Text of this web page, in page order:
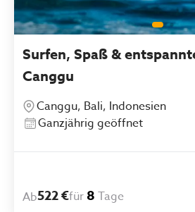
Surfen, Spaß &
Canggu
Canggu, Bali, Indonesien
Ganzjährig geöffnet
Ab522 €für 8 Tage